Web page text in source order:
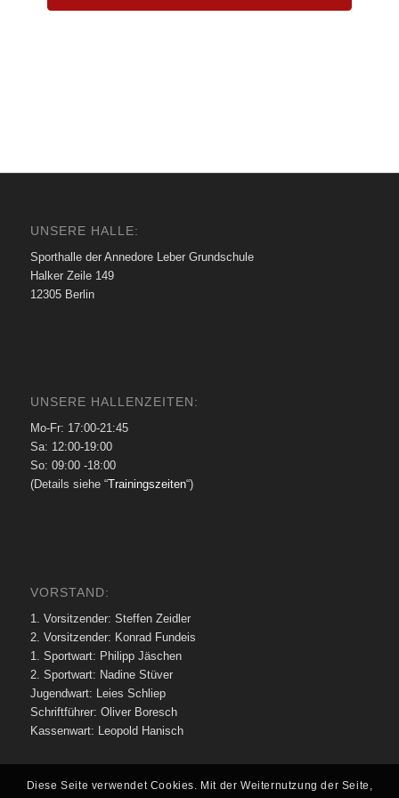
UNSERE HALLE:
Sporthalle der Annedore Leber Grundschule
Halker Zeile 149
12305 Berlin
UNSERE HALLENZEITEN:
Mo-Fr: 17:00-21:45
Sa: 12:00-19:00
So: 09:00 -18:00
(Details siehe “Trainingszeiten“)
VORSTAND:
1. Vorsitzender: Steffen Zeidler
2. Vorsitzender: Konrad Fundeis
1. Sportwart: Philipp Jäschen
2. Sportwart: Nadine Stüver
Jugendwart: Leies Schliep
Schriftführer: Oliver Boresch
Kassenwart: Leopold Hanisch
Diese Seite verwendet Cookies. Mit der Weiternutzung der Seite,